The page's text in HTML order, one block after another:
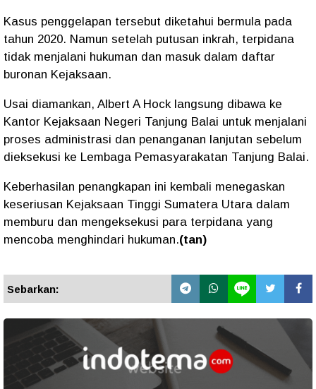
Kasus penggelapan tersebut diketahui bermula pada
tahun 2020. Namun setelah putusan inkrah, terpidana
tidak menjalani hukuman dan masuk dalam daftar
buronan Kejaksaan.
Usai diamankan, Albert A Hock langsung dibawa ke
Kantor Kejaksaan Negeri Tanjung Balai untuk menjalani
proses administrasi dan penanganan lanjutan sebelum
dieksekusi ke Lembaga Pemasyarakatan Tanjung Balai.
Keberhasilan penangkapan ini kembali menegaskan
keseriusan Kejaksaan Tinggi Sumatera Utara dalam
memburu dan mengeksekusi para terpidana yang
mencoba menghindari hukuman.(tan)
Sebarkan: